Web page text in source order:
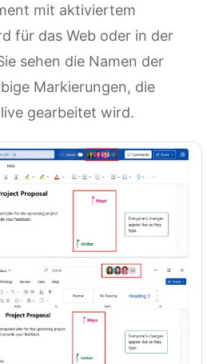
mit aktiviertem
für das Web oder in der
sehen die Namen der
Markierungen, die
gearbeitet wird.